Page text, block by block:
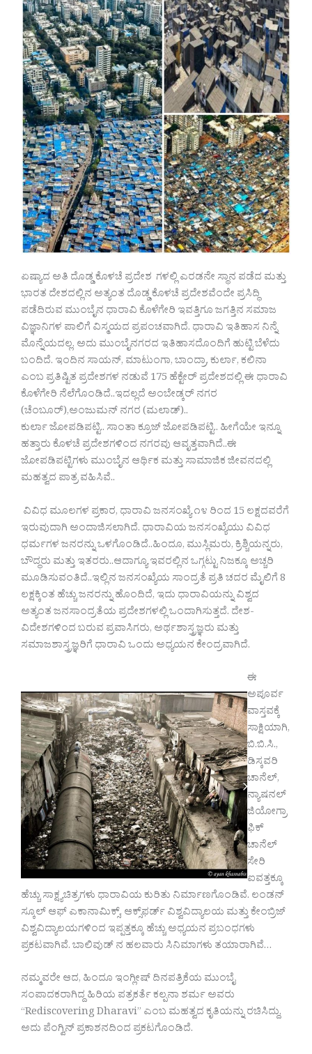
ಏಷ್ಯಾದ ಅತಿ ದೊಡ್ಡ ಕೊಳಚೆ ‌ಪ್ರದೇಶ ಗಳಲ್ಲಿ ಎರಡನೇ ಸ್ಥಾನ ಪಡೆದ ಮತ್ತು
ಭಾರತ ದೇಶದಲ್ಲಿನ ಅತ್ಯಂತ ದೊಡ್ಡ ಕೊಳಚೆ ಪ್ರದೇಶವೆಂದೇ ಪ್ರಸಿದ್ಧಿ
ಪಡೆದಿರುವ ಮುಂಬೈನ ಧಾರಾವಿ ಕೊಳೆಗೇರಿ ಇವತ್ತಿಗೂ ಜಗತ್ತಿನ ಸಮಾಜ
ವಿಜ್ಞಾನಿಗಳ ಪಾಲಿಗೆ ವಿಸ್ಮಯದ ಪ್ರಪಂಚವಾಗಿದೆ. ಧಾರಾವಿ ಇತಿಹಾಸ ನಿನ್ನೆ
ಮೊನ್ನೆಯದಲ್ಲ. ಅದು ಮುಂಬೈನಗರದ ಇತಿಹಾಸದೊಂದಿಗೆ ಹುಟ್ಟಿ ಬೆಳೆದು
ಬಂದಿದೆ. ಇಂದಿನ ಸಾಯನ್, ಮಾಟುಂಗಾ, ಬಾಂದ್ರಾ, ಕುರ್ಲಾ, ಕಲಿನಾ
ಎಂಬ ಪ್ರತಿಷ್ಟಿತ ಪ್ರದೇಶಗಳ ನಡುವೆ 175 ಹೆಕ್ಟೇರ್ ಪ್ರದೇಶದಲ್ಲಿ ಈ ಧಾರಾವಿ
ಕೊಳೆಗೇರಿ ನೆಲೆಗೊಂಡಿದೆ..ಇದಲ್ಲದೆ ಅಂಬೇಡ್ಕರ್ ನಗರ
(ಚೆಂಬೂರ್),ಅಂಜುಮನ್ ನಗರ (ಮಲಾಡ್)..
ಕುರ್ಲಾ ಜೋಪಡಿಪಟ್ಟಿ.. ಸಾಂತಾ ಕ್ರೂಜ್ ಜೋಪಡಿಪಟ್ಟಿ.. ಹೀಗೆಯೇ ಇನ್ನೂ
ಹತ್ತಾರು ಕೊಳಚೆ ಪ್ರದೇಶಗಳಿಂದ‌ ನಗರವು ಆವೃತ್ತವಾಗಿದೆ..ಈ
ಜೋಪಡಿಪಟ್ಟಿಗಳು ಮುಂಬೈನ ಆರ್ಥಿಕ ಮತ್ತು ಸಾಮಾಜಿಕ ಜೀವನದಲ್ಲಿ
ಮಹತ್ವದ ಪಾತ್ರ ವಹಿಸಿವೆ..
ವಿವಿಧ ಮೂಲಗಳ ಪ್ರಕಾರ, ಧಾರಾವಿ ಜನಸಂಖ್ಯೆ ೧೪ ರಿಂದ 15 ಲಕ್ಷದವರೆಗೆ
ಇರುವುದಾಗಿ ಅಂದಾಜಿಸಲಾಗಿದೆ. ಧಾರಾವಿಯ ಜನಸಂಖ್ಯೆಯು ವಿವಿಧ
ಧರ್ಮಗಳ ಜನರನ್ನು ಒಳಗೊಂಡಿದೆ..ಹಿಂದೂ, ಮುಸ್ಲಿಮರು, ಕ್ರಿಶ್ಚಿಯನ್ನರು,
ಬೌದ್ಧರು ಮತ್ತು ಇತರರು..ಆದಾಗ್ಯೂ ‌ಇವರಲ್ಲಿನ ಒಗ್ಗಟ್ಟು ನಿಜಕ್ಕೂ ಅಚ್ಚರಿ
ಮೂಡಿಸುವಂತಿದೆ..ಇಲ್ಲಿನ ಜನಸಂಖ್ಯೆಯ ಸಾಂದ್ರತೆ ಪ್ರತಿ ಚದರ ಮೈಲಿಗೆ 8
ಲಕ್ಷಕ್ಕಿಂತ ಹೆಚ್ಚು ಜನರನ್ನು ಹೊಂದಿದೆ, ಇದು ಧಾರಾವಿಯನ್ನು ವಿಶ್ವದ
ಅತ್ಯಂತ ಜನಸಾಂದ್ರತೆಯ ಪ್ರದೇಶಗಳಲ್ಲಿ ಒಂದಾಗಿಸುತ್ತದೆ. ದೇಶ-
ವಿದೇಶಗಳಿಂದ ಬರುವ ಪ್ರವಾಸಿಗರು, ಅರ್ಥಶಾಸ್ತ್ರಜ್ಞರು ಮತ್ತು
ಸಮಾಜಶಾಸ್ತ್ರಜ್ಞರಿಗೆ ಧಾರಾವಿ ಒಂದು ಅಧ್ಯಯನ ಕೇಂದ್ರವಾಗಿದೆ.
ಈ
ಅಪೂರ್ವ
ವಾಸ್ತವಕ್ಕೆ
ಸಾಕ್ಷಿಯಾಗಿ,
ಬಿ.ಬಿ.ಸಿ.,
ಡಿಸ್ಕವರಿ
ಚಾನೆಲ್,
ನ್ಯಾಷನಲ್
ಜಿಯೋಗ್ರಾ
ಫಿಕ್
ಚಾನೆಲ್
ಸೇರಿ
ಐವತ್ತಕ್ಕೂ
ಹೆಚ್ಚು ಸಾಕ್ಷ್ಯಚಿತ್ರಗಳು ಧಾರಾವಿಯ ಕುರಿತು ನಿರ್ಮಾಣಗೊಂಡಿವೆ. ಲಂಡನ್
ಸ್ಕೂಲ್ ಆಫ್ ಎಕಾನಾಮಿಕ್ಸ್, ಆಕ್ಸ್‌ಫರ್ಡ್ ವಿಶ್ವವಿದ್ಯಾಲಯ ಮತ್ತು ಕೇಂಬ್ರಿಜ್
ವಿಶ್ವವಿದ್ಯಾಲಯಗಳಿಂದ ಇಪ್ಪತ್ತಕ್ಕೂ ಹೆಚ್ಚು ಅಧ್ಯಯನ ಪ್ರಬಂಧಗಳು
ಪ್ರಕಟವಾಗಿವೆ. ಬಾಲಿವುಡ್ ನ ಹಲವಾರು ಸಿನಿಮಾಗಳು ತಯಾರಾಗಿವೆ…
ನಮ್ಮವರೇ ಆದ, ಹಿಂದೂ ಇಂಗ್ಲೀಷ್ ದಿನಪತ್ರಿಕೆಯ ಮುಂಬೈ
ಸಂಪಾದಕರಾಗಿದ್ದ ಹಿರಿಯ ಪತ್ರಕರ್ತೆ ಕಲ್ಪನಾ ಶರ್ಮ ಅವರು
“Rediscovering Dharavi” ಎಂಬ ಮಹತ್ವದ ಕೃತಿಯನ್ನು ರಚಿಸಿದ್ದು,
ಅದು ಪೆಂಗ್ವಿನ್ ಪ್ರಕಾಶನದಿಂದ ಪ್ರಕಟಗೊಂಡಿದೆ.